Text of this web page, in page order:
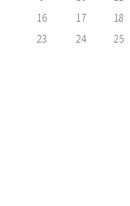
16
17 18
23
24 25